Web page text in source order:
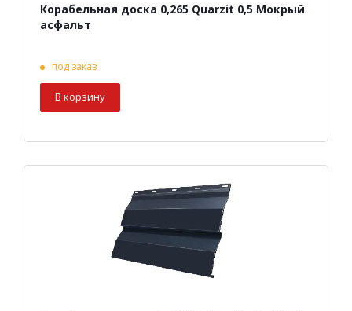
Корабельная доска 0,265 Quarzit 0,5 Мокрый
асфальт
под заказ
В корзину